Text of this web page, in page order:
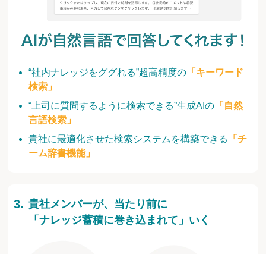
“社内ナレッジをググれる”超高精度の 「キーワード
検索」
“上司に質問するように検索できる”生成AIの 「自然
言語検索」
貴社に最適化させた検索システムを構築できる
「チ
ーム辞書機能」
貴社メンバーが、当たり前に
「ナレッジ蓄積に巻き込まれて」いく